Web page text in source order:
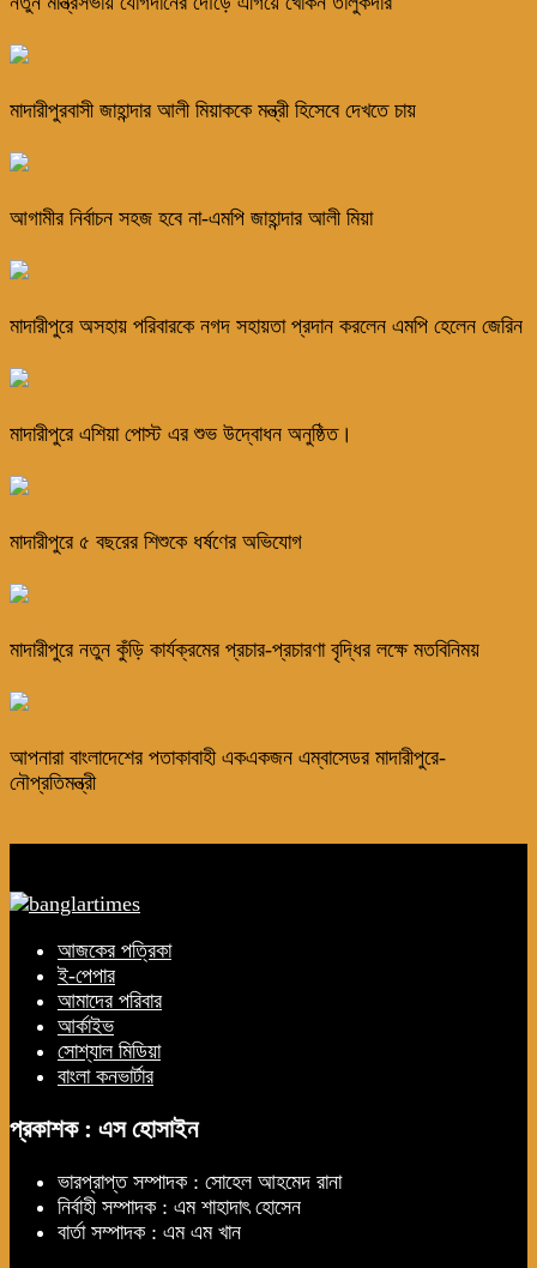
মাদারীপুরবাসী জাহান্দার আলী মিয়াককে মন্ত্রী হিসেবে দেখতে চায়
আগামীর নির্বাচন সহজ হবে না-এমপি জাহান্দার আলী মিয়া
মাদারীপুরে অসহায় পরিবারকে নগদ সহায়তা প্রদান করলেন এমপি হেলেন জেরিন
মাদারীপুরে এশিয়া পোস্ট এর শুভ উদ্বোধন অনুষ্ঠিত।
মাদারীপুরে ৫ বছরের শিশুকে ধর্ষণের অভিযোগ
মাদারীপুরে নতুন কুঁড়ি কার্যক্রমের প্রচার-প্রচারণা বৃদ্ধির লক্ষে মতবিনিময়
আপনারা বাংলাদেশের পতাকাবাহী একএকজন এম্বাসেডর মাদারীপুরে-
নৌপ্রতিমন্ত্রী
আজকের পত্রিকা
ই-পেপার
আমাদের পরিবার
আর্কাইভ
সোশ্যাল মিডিয়া
বাংলা কনভার্টার
প্রকাশক : এস হোসাইন
ভারপ্রাপ্ত সম্পাদক : সোহেল আহমেদ রানা
নির্বাহী সম্পাদক : এম শাহাদাৎ হোসেন
বার্তা সম্পাদক : এম এম খান